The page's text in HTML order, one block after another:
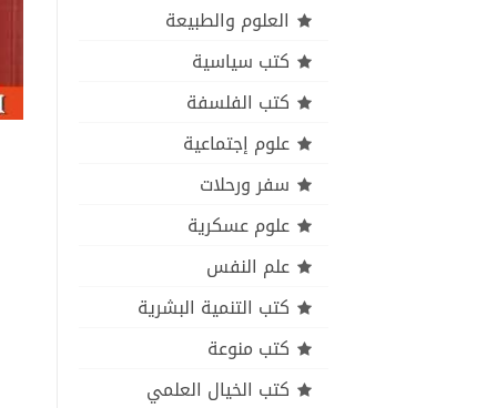
العلوم والطبيعة
كتب سياسية
كتب الفلسفة
علوم إجتماعية
سفر ورحلات
علوم عسكرية
علم النفس
كتب التنمية البشرية
كتب منوعة
كتب الخيال العلمي